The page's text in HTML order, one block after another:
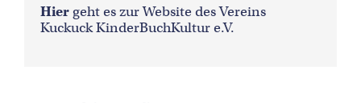
Hier geht es zur Website des Vereins
Kuckuck KinderBuchKultur e.V.